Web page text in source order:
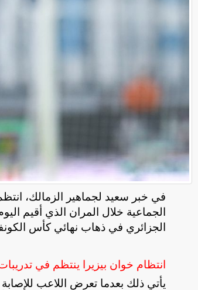
في خبر سعيد لجماهير الزمالك،
الجزائري في ذهاب نهائي كأس
انتظام خوان بيزيرا ينتظم في
يأتي ذلك بعدما تعرض اللاعب